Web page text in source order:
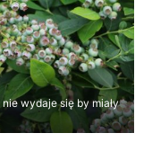
wydaje się by miały